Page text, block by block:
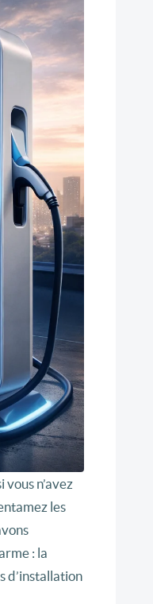
n’avez
les
: la
d’installation